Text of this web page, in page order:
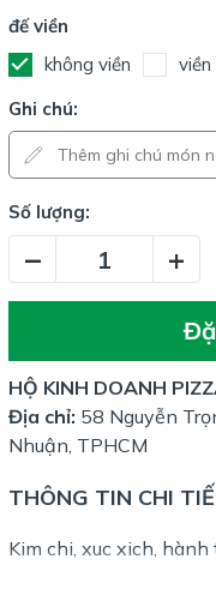
đế viền
không viền
viền
Ghi chú:
Số lượng:
– +
HỘ KINH DOANH
Địa chỉ: 58 Nguyễn
Nhuận, TPHCM
THÔNG TIN CHI
Kim chi, xuc xich,